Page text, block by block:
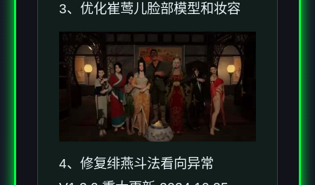
3、优化崔莺儿脸部模型和妆容
4、修复绯燕斗法看向异常